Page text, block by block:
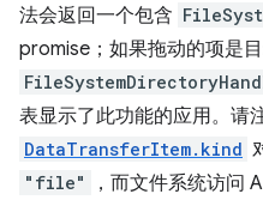
法会返回一个包含
promise；如果拖动的项是
表显示了此功能的应用。请
DataTransferItem.kind
"file" ，而文件系统访问